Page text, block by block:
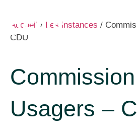
DEFIS
Accueil / Les instances /
CDU
Usagers –